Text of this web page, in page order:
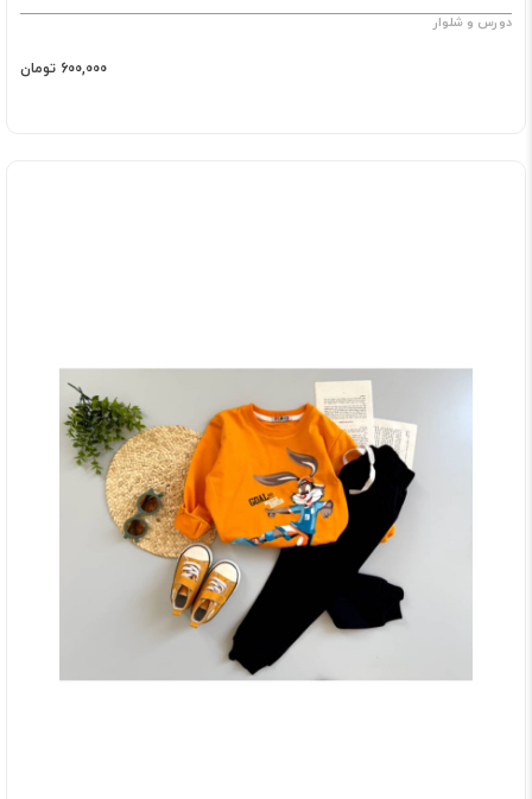
دورس و شلوار
600,000 تومان